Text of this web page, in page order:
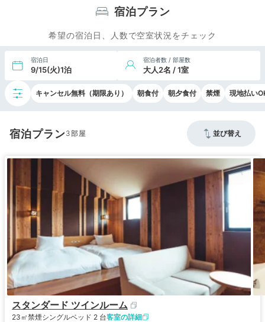
で、ユニットバスとは微妙に違う。非常に使いにく
浴場があればこの問題は解決しますが、大浴場はあ
りませんでした。個人的には、このタイプの部屋の
宿泊プラン
希望の宿泊日、人数で空室状況をチェック
宿泊日
9/15(火)1泊
宿泊者数 / 部屋数
大人2名 / 1室
キャンセル無料（期限あり） 朝食付 朝夕食付 禁煙 現地払い
宿泊プラン3 並び替え
スタンダード ツインルーム
23㎡禁煙シングルベッド 2 台客室の詳細